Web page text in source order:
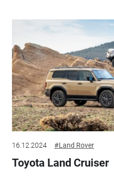
16.12.2024 #Land Rover
Toyota Land Cruiser